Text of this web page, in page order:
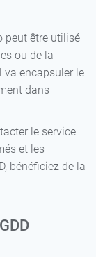
peut être utilisé
ou de la
va encapsuler le
dans
le service
et les
bénéficiez de la